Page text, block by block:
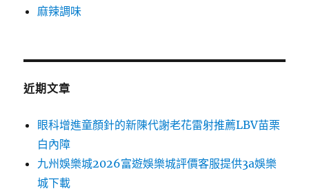
麻辣調味
近期文章
眼科增進童顏針的新陳代謝老花雷射推薦LBV苗栗
白內障
九州娛樂城2026富遊娛樂城評價客服提供3a娛樂
城下載